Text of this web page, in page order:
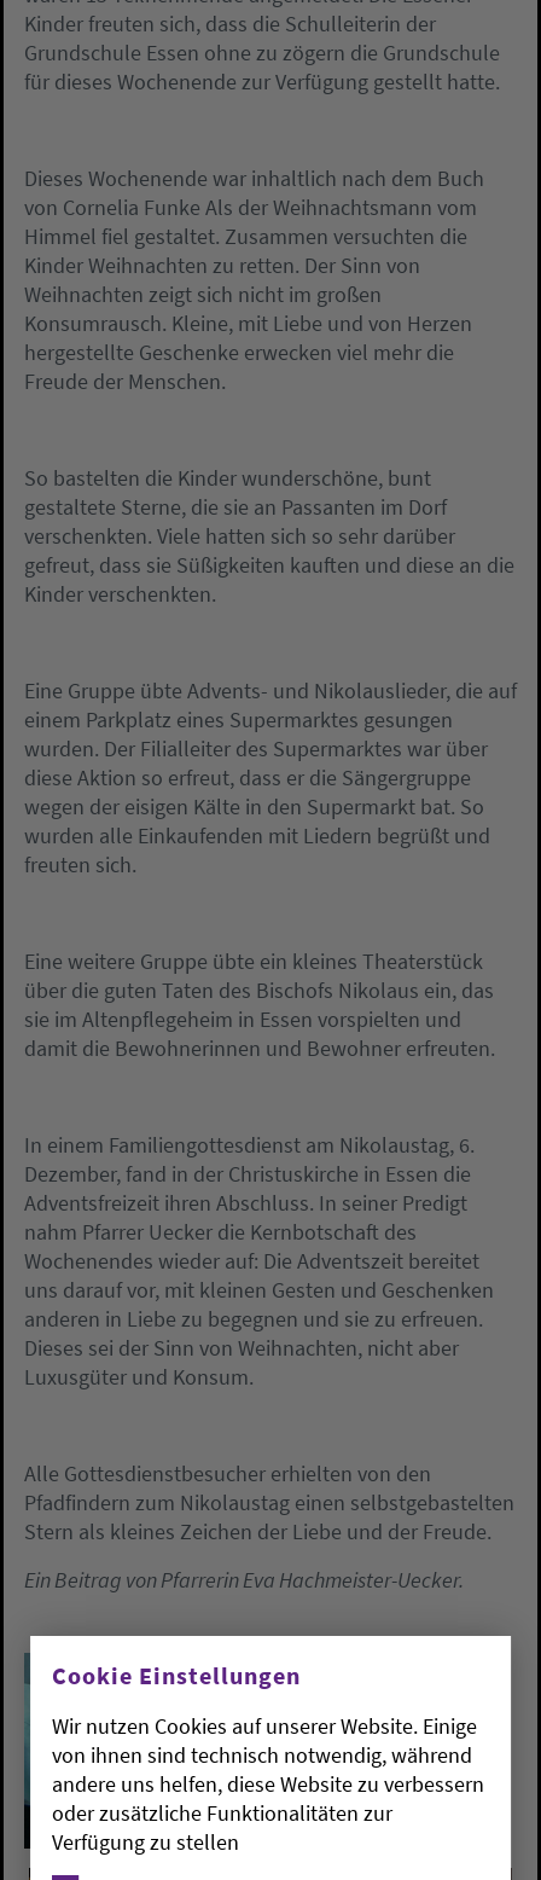
Kinder freuten sich, dass die Schulleiterin der
Grundschule Essen ohne zu zögern die Grundschule
für dieses Wochenende zur Verfügung gestellt hatte.
Dieses Wochenende war inhaltlich nach dem Buch
von Cornelia Funke Als der Weihnachtsmann vom
Himmel fiel gestaltet. Zusammen versuchten die
Kinder Weihnachten zu retten. Der Sinn von
Weihnachten zeigt sich nicht im großen
Konsumrausch. Kleine, mit Liebe und von Herzen
hergestellte Geschenke erwecken viel mehr die
Freude der Menschen.
So bastelten die Kinder wunderschöne, bunt
gestaltete Sterne, die sie an Passanten im Dorf
verschenkten. Viele hatten sich so sehr darüber
gefreut, dass sie Süßigkeiten kauften und diese an die
Kinder verschenkten.
Eine Gruppe übte Advents- und Nikolauslieder, die auf
einem Parkplatz eines Supermarktes gesungen
wurden. Der Filialleiter des Supermarktes war über
diese Aktion so erfreut, dass er die Sängergruppe
wegen der eisigen Kälte in den Supermarkt bat. So
wurden alle Einkaufenden mit Liedern begrüßt und
freuten sich.
Eine weitere Gruppe übte ein kleines Theaterstück
über die guten Taten des Bischofs Nikolaus ein, das
sie im Altenpflegeheim in Essen vorspielten und
damit die Bewohnerinnen und Bewohner erfreuten.
In einem Familiengottesdienst am Nikolaustag, 6.
Dezember, fand in der Christuskirche in Essen die
Adventsfreizeit ihren Abschluss. In seiner Predigt
nahm Pfarrer Uecker die Kernbotschaft des
Wochenendes wieder auf: Die Adventszeit bereitet
uns darauf vor, mit kleinen Gesten und Geschenken
anderen in Liebe zu begegnen und sie zu erfreuen.
Dieses sei der Sinn von Weihnachten, nicht aber
Luxusgüter und Konsum.
Alle Gottesdienstbesucher erhielten von den
Pfadfindern zum Nikolaustag einen selbstgebastelten
Stern als kleines Zeichen der Liebe und der Freude.
Ein Beitrag von Pfarrerin Eva Hachmeister-Uecker.
Cookie Einstellungen
Wir nutzen Cookies auf unserer Website. Einige
von ihnen sind technisch notwendig, während
andere uns helfen, diese Website zu verbessern
oder zusätzliche Funktionalitäten zur
Verfügung zu stellen